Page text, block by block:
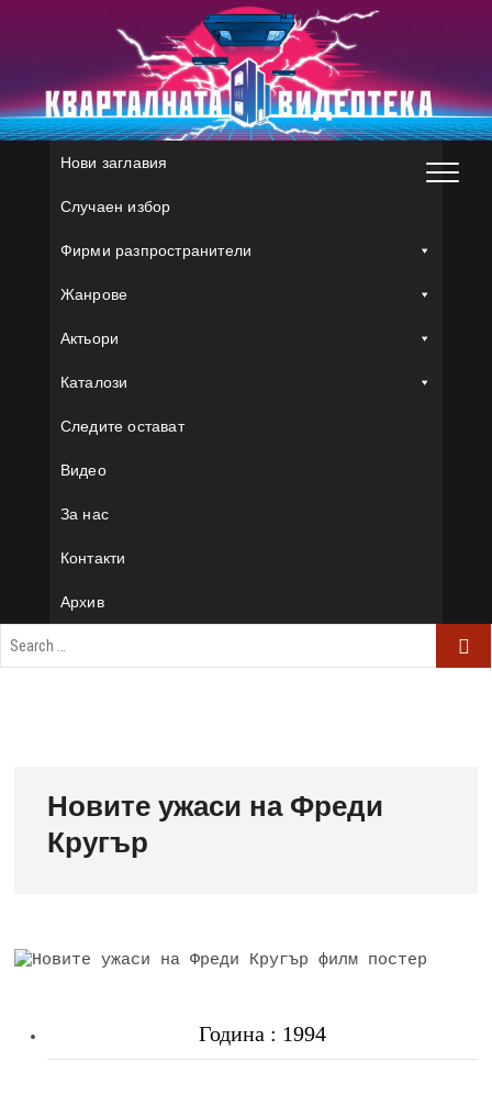
Нови заглавия
Случаен избор
Фирми разпространители
Жанрове
Актьори
Каталози
Следите остават
Видео
За нас
Контакти
Архив
Новите ужаси на Фреди
Кругър
Година : 1994